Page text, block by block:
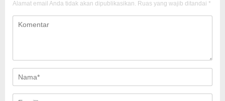
Alamat email Anda tidak akan dipublikasikan. Ruas yang wajib ditandai *